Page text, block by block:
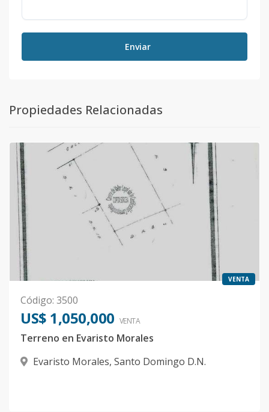
Enviar
Propiedades Relacionadas
VENTA
Código: 3500
US$ 1,050,000 VENTA
Terreno en Evaristo Morales
Evaristo Morales, Santo Domingo D.N.